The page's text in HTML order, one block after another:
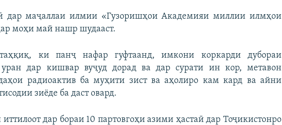
дар маҷаллаи илмии «Гузоришҳои Академияи миллии илмҳои
моҳи май нашр шудааст.
ки панҷ нафар гуфтаанд, имкони коркарди дубораи
уран дар кишвар вуҷуд дорад ва дар сурати ин кор, метавон
радиоактив ба муҳити зист ва аҳолиро кам кард ва айни
зиёде ба даст овард.
дар бораи 10 партовгоҳи азими ҳастаӣ дар Тоҷикистонро